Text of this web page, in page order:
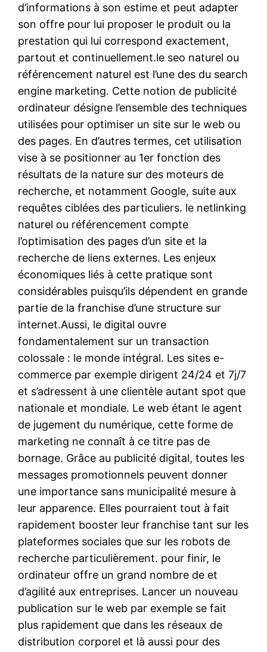
d’informations à son estime et peut adapter
son offre pour lui proposer le produit ou la
prestation qui lui correspond exactement,
partout et continuellement.le seo naturel ou
référencement naturel est l’une des du search
engine marketing. Cette notion de publicité
ordinateur désigne l’ensemble des techniques
utilisées pour optimiser un site sur le web ou
des pages. En d’autres termes, cet utilisation
vise à se positionner au 1er fonction des
résultats de la nature sur des moteurs de
recherche, et notamment Google, suite aux
requêtes ciblées des particuliers. le netlinking
naturel ou référencement compte
l’optimisation des pages d’un site et la
recherche de liens externes. Les enjeux
économiques liés à cette pratique sont
considérables puisqu’ils dépendent en grande
partie de la franchise d’une structure sur
internet.Aussi, le digital ouvre
fondamentalement sur un transaction
colossale : le monde intégral. Les sites e-
commerce par exemple dirigent 24/24 et 7j/7
et s’adressent à une clientèle autant spot que
nationale et mondiale. Le web étant le agent
de jugement du numérique, cette forme de
marketing ne connaît à ce titre pas de
bornage. Grâce au publicité digital, toutes les
messages promotionnels peuvent donner
une importance sans municipalité mesure à
leur apparence. Elles pourraient tout à fait
rapidement booster leur franchise tant sur les
plateformes sociales que sur les robots de
recherche particulièrement. pour finir, le
ordinateur offre un grand nombre de et
d’agilité aux entreprises. Lancer un nouveau
publication sur le web par exemple se fait
plus rapidement que dans les réseaux de
distribution corporel et là aussi pour des